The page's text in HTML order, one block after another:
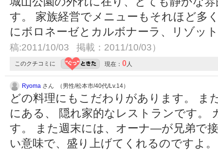
す。 家族経営でメニューもそれほど多
にボロネーゼとカルボナーラ、リゾッ
稿:2011/10/03 掲載：2011/10/03）
このクチコミに 現在： 0人
Ryoma さん （男性/松本市/40代/Lv.14）
どの料理にもこだわりがあります。 ま
にある、 隠れ家的なレストランです。
す。 また週末には、オーナ―が兄弟で
い意味で、盛り上げてくれるのですよ